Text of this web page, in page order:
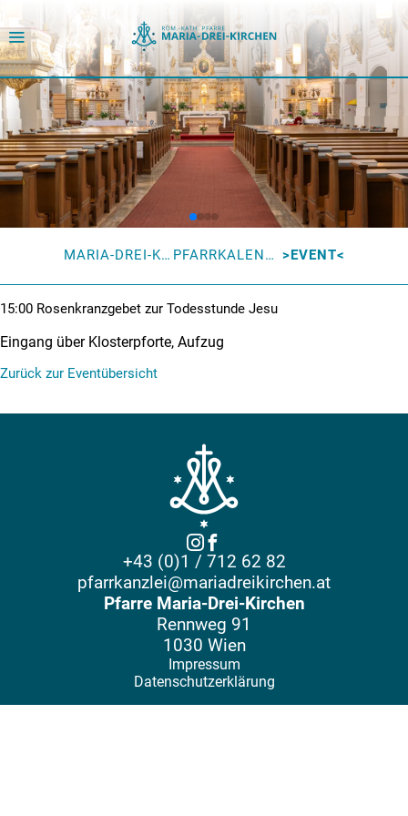
MARIA-DREI-KIRCHEN PFARRKALENDER EVENT
15:00 Rosenkranzgebet zur Todesstunde Jesu
Eingang über Klosterpforte, Aufzug
Zurück zur Eventübersicht
+43 (0)1 / 712 62 82
pfarrkanzlei@mariadreikirchen.at
Pfarre Maria-Drei-Kirchen
Rennweg 91
1030 Wien
Impressum
Datenschutzerklärung